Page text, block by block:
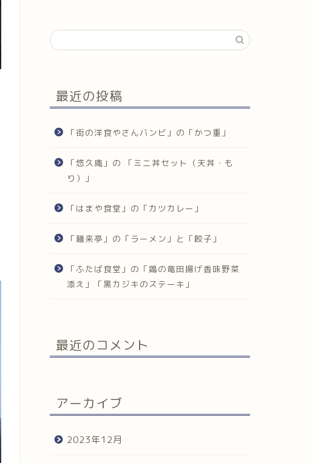
最近の投稿
「街の洋食やさんバンビ」の「かつ重」
「悠久庵」の 「ミニ丼セット（天丼・も
り）」
「はまや食堂」の「カツカレー」
「麺来亭」の「ラーメン」と「餃子」
「ふたば食堂」の「鶏の竜田揚げ香味野菜
添え」「黒カジキのステーキ」
最近のコメント
アーカイブ
2023年12月